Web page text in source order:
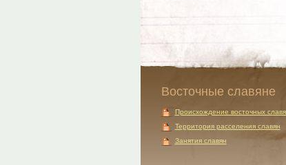
Восточные славяне
Происхождение восточных
Территория расселения славян
Занятия славян